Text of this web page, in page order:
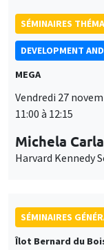
DEVELOPMENT
MEGA
Vendredi 27
11:00 à 12:15
Michela
Harvard Kennedy
Îlot Bernard du
Lundi 30